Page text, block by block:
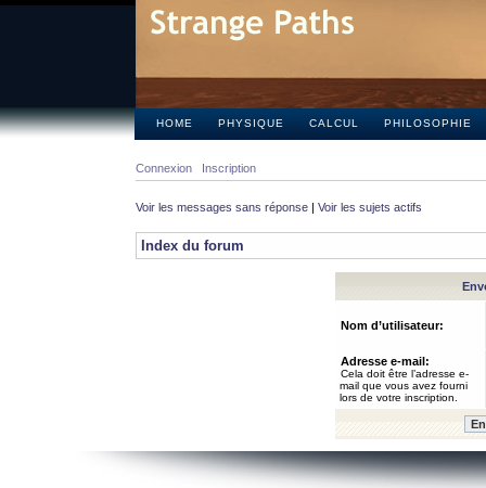
HOME PHYSIQUE CALCUL PHILOSOPHIE
Connexion Inscription
Voir les messages sans réponse | Voir les sujets actifs
Index du forum
Nom d’utilisateur:
Adresse e-mail:
Cela doit être l’adresse e-
mail que vous avez fourni
lors de votre inscription.